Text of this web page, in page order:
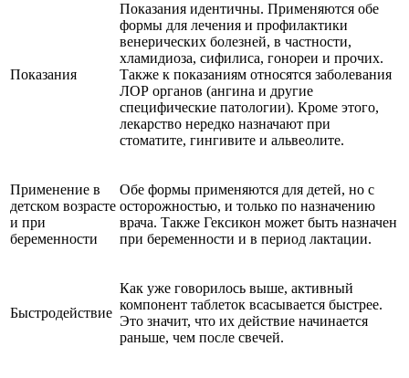
Показания
Показания идентичны. Применяются обе
формы для лечения и профилактики
венерических болезней, в частности,
хламидиоза, сифилиса, гонореи и прочих.
Также к показаниям относятся заболевания
ЛОР органов (ангина и другие
специфические патологии). Кроме этого,
лекарство нередко назначают при
стоматите, гингивите и альвеолите.
Применение в
детском возрасте
и при
беременности
Обе формы применяются для детей, но с
осторожностью, и только по назначению
врача. Также Гексикон может быть назначен
при беременности и в период лактации.
Быстродействие
Как уже говорилось выше, активный
компонент таблеток всасывается быстрее.
Это значит, что их действие начинается
раньше, чем после свечей.